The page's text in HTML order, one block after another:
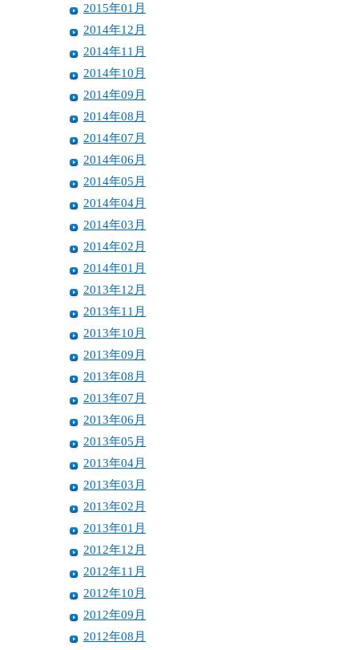
2015年01月
2014年12月
2014年11月
2014年10月
2014年09月
2014年08月
2014年07月
2014年06月
2014年05月
2014年04月
2014年03月
2014年02月
2014年01月
2013年12月
2013年11月
2013年10月
2013年09月
2013年08月
2013年07月
2013年06月
2013年05月
2013年04月
2013年03月
2013年02月
2013年01月
2012年12月
2012年11月
2012年10月
2012年09月
2012年08月